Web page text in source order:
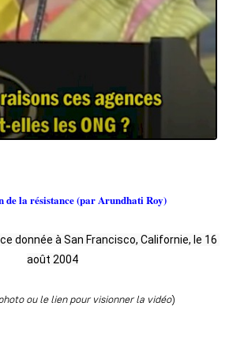
de la résistance (par Arundhati Roy)
donnée à San Francisco, Californie, le 16
août 2004
ou le lien pour visionner la vidéo)